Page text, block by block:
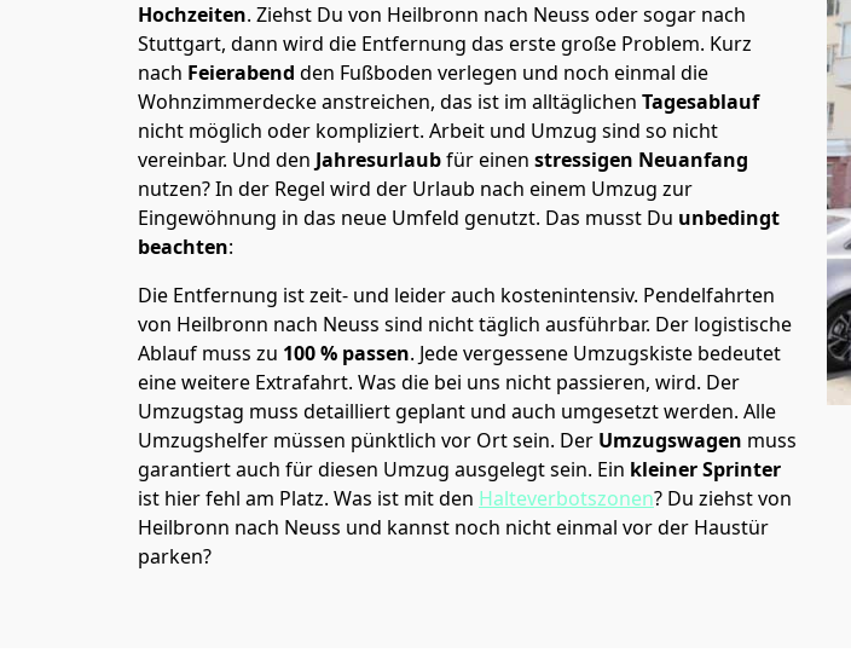
Hochzeiten. Ziehst Du von Heilbronn nach Neuss oder sogar nach
Stuttgart, dann wird die Entfernung das erste große Problem. Kurz
nach Feierabend den Fußboden verlegen und noch einmal die
Wohnzimmerdecke anstreichen, das ist im alltäglichen Tagesablauf
nicht möglich oder kompliziert. Arbeit und Umzug sind so nicht
vereinbar. Und den Jahresurlaubfür einen stressigen Neuanfang
nutzen? In der Regel wird der Urlaub nach einem Umzug zur
Eingewöhnung in das neue Umfeld genutzt. Das musst Du unbedingt
beachten:
Die Entfernung ist zeit- und leider auch kostenintensiv. Pendelfahrten
von Heilbronn nach Neuss sind nicht täglich ausführbar. Der logistische
Ablauf muss zu 100 % passen. Jede vergessene Umzugskiste bedeutet
eine weitere Extrafahrt. Was die bei uns nicht passieren, wird. Der
Umzugstag muss detailliert geplant und auch umgesetzt werden. Alle
Umzugshelfer müssen pünktlich vor Ort sein. Der Umzugswagen muss
garantiert auch für diesen Umzug ausgelegt sein. Ein kleiner Sprinter
ist hier fehl am Platz. Was ist mit den Halteverbotszonen? Du ziehst von
Heilbronn nach Neuss und kannst noch nicht einmal vor der Haustür
parken?